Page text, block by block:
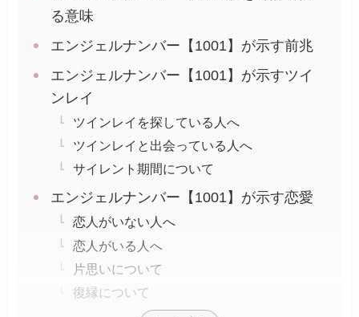
る意味
エンジェルナンバー【1001】が示す前兆
エンジェルナンバー【1001】が示すツイ
ンレイ
ツインレイを探している人へ
ツインレイと出会っている人へ
サイレント期間について
エンジェルナンバー【1001】が示す恋愛
恋人がいない人へ
恋人がいる人へ
片思いについて
復縁について